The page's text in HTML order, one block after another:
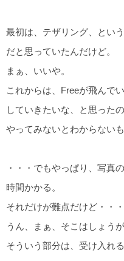
最初は、テザリング、とい
だと思っていたんだけど。
まぁ、いいや。
これからは、Freeが飛んで
していきたいな、と思ったの
やってみないとわからないも
・・・でもやっぱり、写真
時間かかる。
それだけが難点だけど・・・
うん、まぁ、そこはしょう
そういう部分は、受け入れる